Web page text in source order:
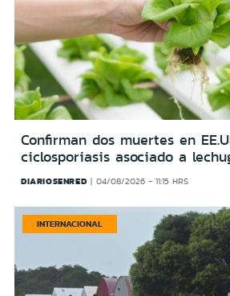
Confirman dos muertes en
ciclosporiasis asociado a
DIARIOSENRED 04/08/2026 - 11:15 HRS
INTERNACIONAL